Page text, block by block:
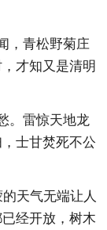
，青松野菊庄
才知又是清明
。雷惊天地龙
士甘焚死不公
天气无端让人
经开放，树木